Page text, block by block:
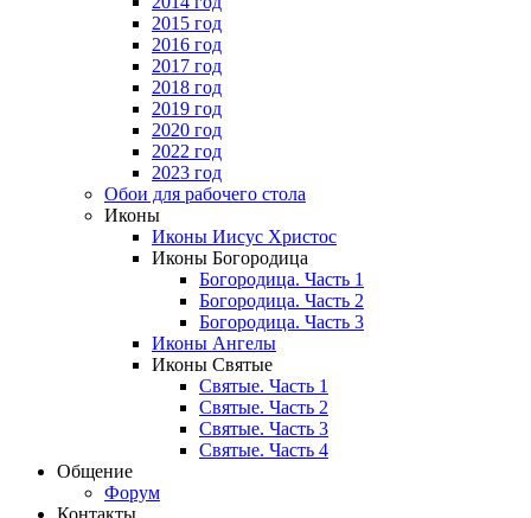
2015 год
2016 год
2017 год
2018 год
2019 год
2020 год
2022 год
2023 год
Обои для рабочего стола
Иконы
Иконы Иисус Христос
Иконы Богородица
Богородица. Часть 1
Богородица. Часть 2
Богородица. Часть 3
Иконы Ангелы
Иконы Святые
Святые. Часть 1
Святые. Часть 2
Святые. Часть 3
Святые. Часть 4
Общение
Форум
Контакты